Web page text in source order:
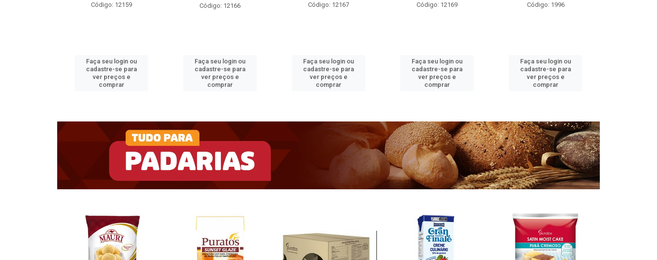
Código: 12159
Faça seu login ou
cadastre-se para
ver preços e
comprar
Código: 12166
Faça seu login ou
cadastre-se para
ver preços e
comprar
Código: 12167
Faça seu login ou
cadastre-se para
ver preços e
comprar
Código: 12169
Faça seu login ou
cadastre-se para
ver preços e
comprar
Código: 1996
Faça seu login ou
cadastre-se para
ver preços e
comprar